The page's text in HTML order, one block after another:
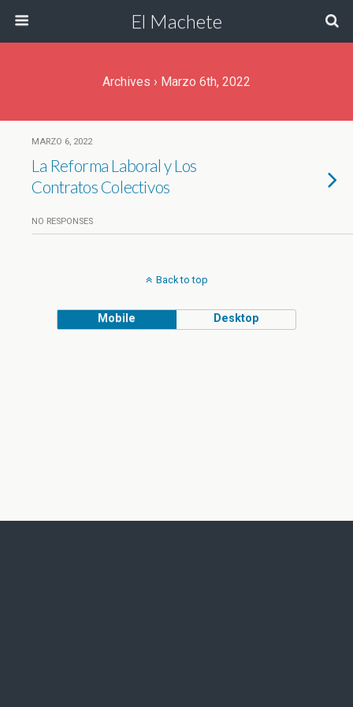
El Machete
Archives › Marzo 6th, 2022
MARZO 6, 2022
La Reforma Laboral y Los
Contratos Colectivos
NO RESPONSES
Back to top
Mobile Desktop